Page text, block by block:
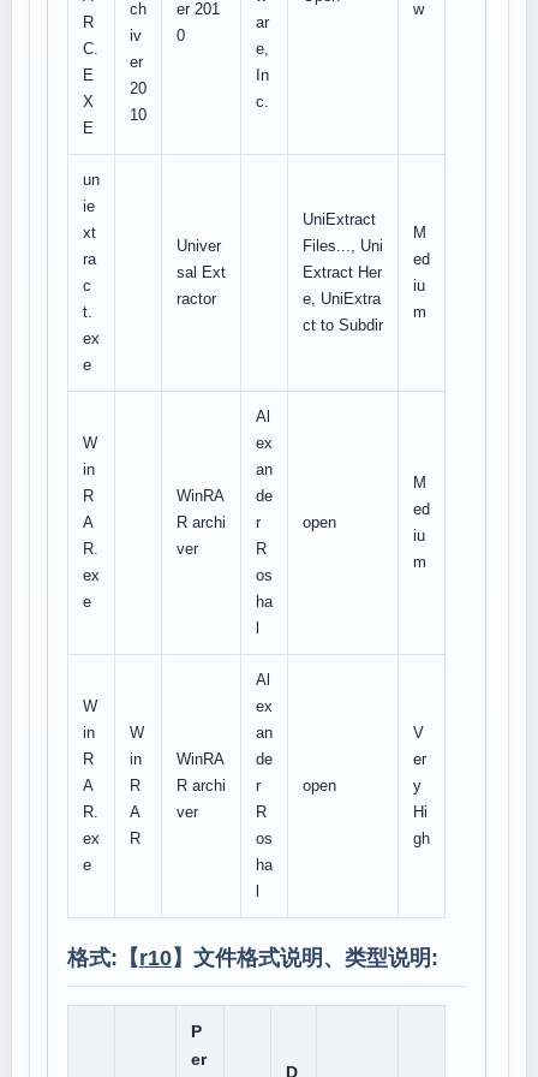
R
C.
E
X
E
ch
iv
er
20
10
er 201
0
ar
e,
In
c.
w
un
ie
xt
ra
c
t.
ex
e
Univer
sal Ext
ractor
UniExtract
Files..., Uni
Extract Her
e, UniExtra
ct to Subdir
M
ed
iu
m
W
in
R
A
R.
ex
e
WinRA
R archi
ver
Al
ex
an
de
r
R
os
ha
open
M
ed
iu
m
W
in
R
A
R.
ex
e
W
in
R
A
R
WinRA
R archi
ver
Al
ex
an
de
r
R
os
ha
open
V
er
y
Hi
gh
格式:【r10】文件格式说明、类型说明:
P
er
D